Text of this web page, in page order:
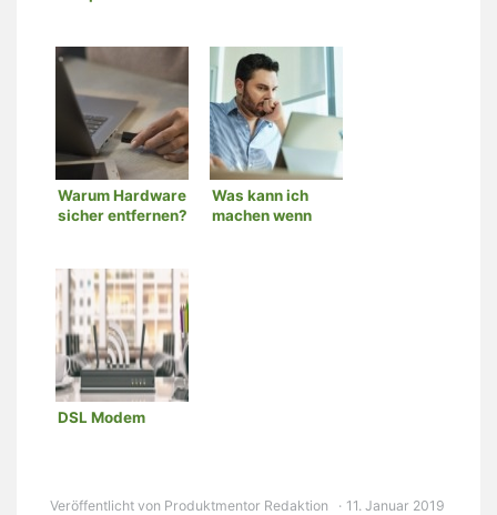
Warum Hardware
sicher entfernen?
Was kann ich
machen wenn
DSL Modem
Veröffentlicht von Produktmentor Redaktion
11. Januar 2019